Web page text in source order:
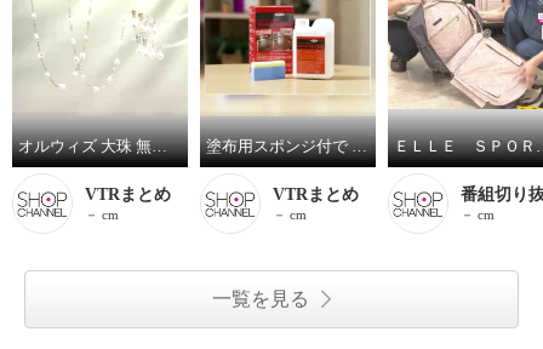
オルウィズ 大珠 無核淡水バロックパール ステーションネックレス／イヤリング／ピアス
VTRまとめ
－ cm
塗布用スポンジ付で サッと塗り伸ばし 乾かすだけ簡単！ 輝きが戻るフロアワックス シャイントップＱ１０ ＜１リットル＞
VTRまとめ
－ cm
ＥＬＬＥ ＳＰＯＲＴ は
番組切り
－ cm
一覧を見る